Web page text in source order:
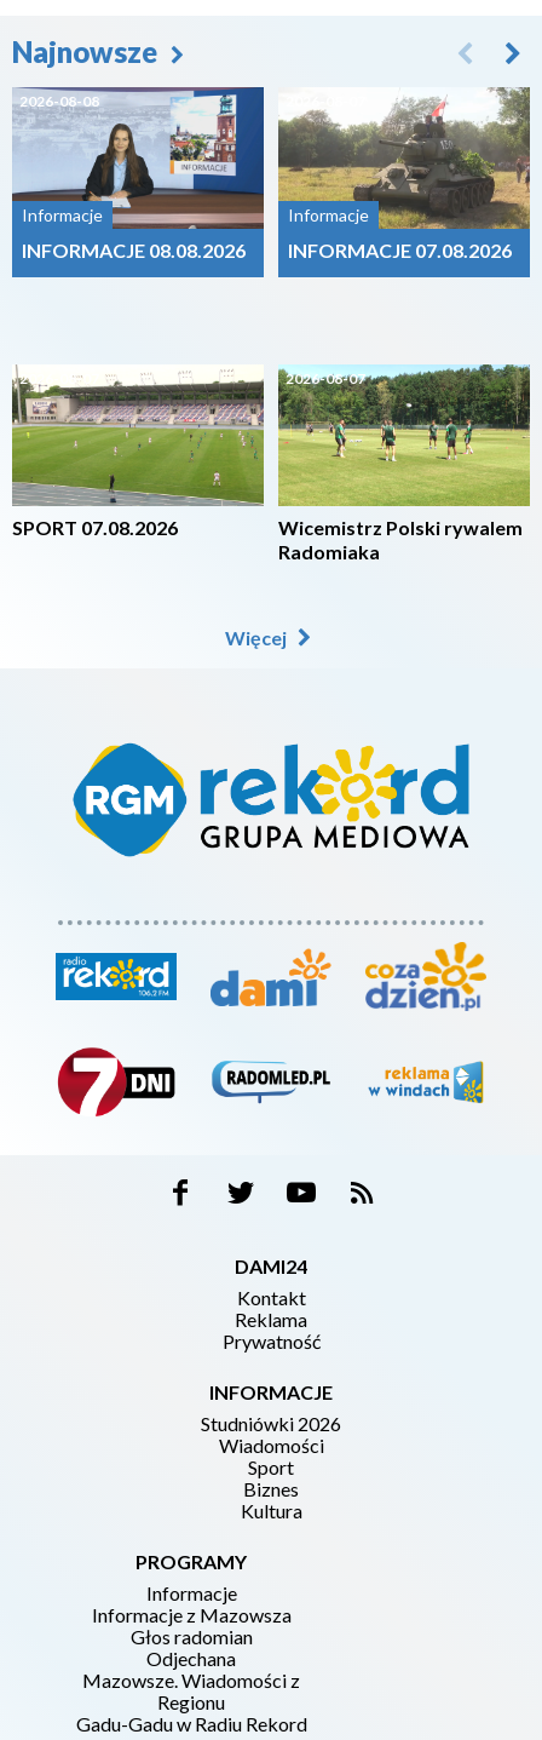
Najnowsze
2026-08-08
Informacje
INFORMACJE 08.08.2026
2026-08-07
SPORT 07.08.2026
Informacje
INFORMACJE 07.08.2026
2026-08-07
Wicemistrz Polski rywalem
Radomiaka
Więcej
DAMI24
Kontakt
Reklama
Prywatność
INFORMACJE
Studniówki 2026
Wiadomości
Sport
Biznes
Kultura
PROGRAMY
Informacje
Informacje z Mazowsza
Głos radomian
Odjechana
Mazowsze. Wiadomości z
Regionu
Gadu-Gadu w Radiu Rekord